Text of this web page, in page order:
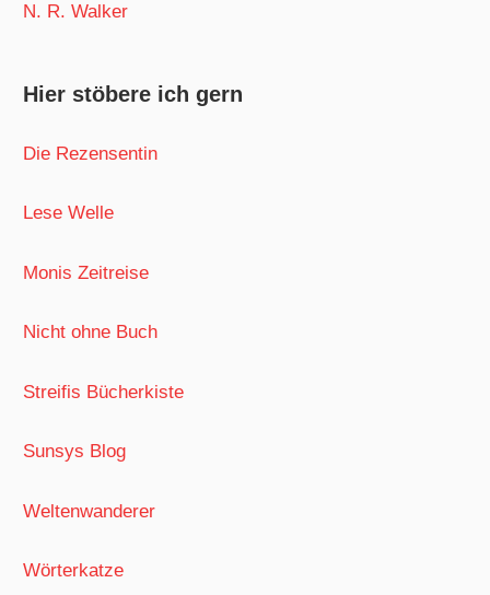
N. R. Walker
Hier stöbere ich gern
Die Rezensentin
Lese Welle
Monis Zeitreise
Nicht ohne Buch
Streifis Bücherkiste
Sunsys Blog
Weltenwanderer
Wörterkatze